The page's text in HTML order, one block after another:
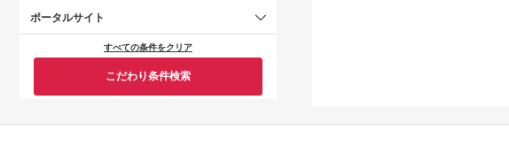
ポータルサイト
すべての条件をクリア
こだわり条件検索